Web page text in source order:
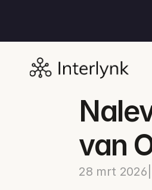
van
28 mrt 2026